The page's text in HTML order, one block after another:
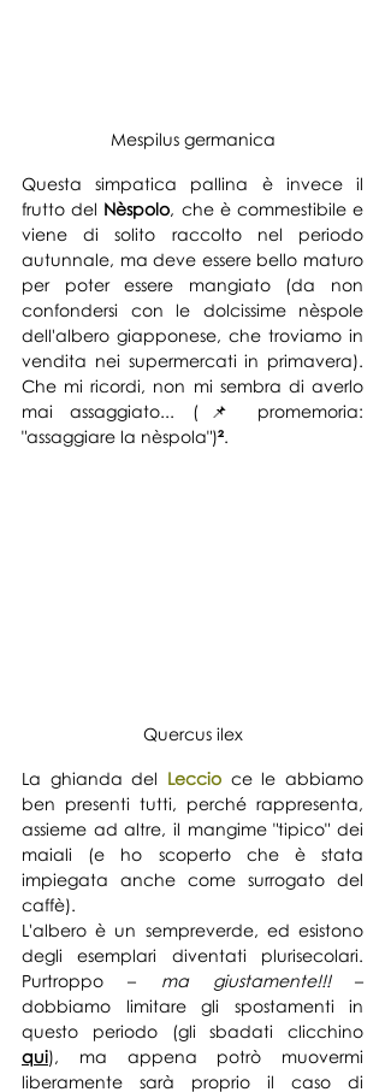
Mespilus germanica
Questa simpatica pallina è invece il
frutto del Nèspolo, che è commestibile e
viene di solito raccolto nel periodo
autunnale, ma deve essere bello maturo
per poter essere mangiato (da non
confondersi con le dolcissime nèspole
dell'albero giapponese, che troviamo in
vendita nei supermercati in primavera).
Che mi ricordi, non mi sembra di averlo
mai assaggiato... (📌 promemoria:
"assaggiare la nèspola")².
Quercus ilex
La ghianda del Leccio ce le abbiamo
ben presenti tutti, perché rappresenta,
assieme ad altre, il mangime "tipico" dei
maiali (e ho scoperto che è stata
impiegata anche come surrogato del
caffè).
L'albero è un sempreverde, ed esistono
degli esemplari diventati plurisecolari.
Purtroppo – ma giustamente!!! –
dobbiamo limitare gli spostamenti in
qui), ma appena potrò muovermi
liberamente sarà proprio il caso di